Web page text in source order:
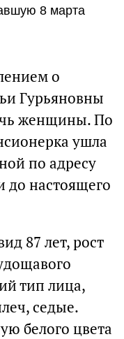
8 марта
о
Гурьяновны
женщины. По
ушла
по адресу
до настоящего
87 лет, рост
тип лица,
седые.
белого цвета